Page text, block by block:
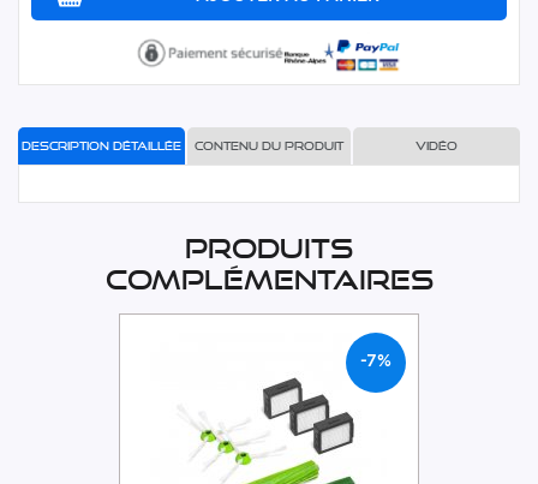
Description détaillée Contenu du produit Vidéo
Produits
complémentaires
-7%